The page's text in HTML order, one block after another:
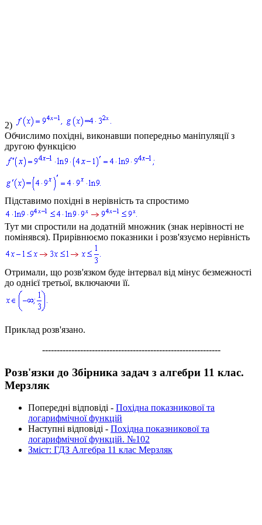
2)
Обчислимо похідні, виконавши попередньо маніпуляції з
другою функцією
Підставимо похідні в нерівність та спростимо
Тут ми спростили на додатній множник (знак нерівності не
помінявся). Прирівнюємо показники і розв'язуємо нерівність
Отримали, що розв'язком буде інтервал від мінус безмежності
до однієї третьої, включаючи її.
Приклад розв'язано.
-------------------------------------------------------------
Розв'язки до Збірника задач з алгебри 11 клас.
Мерзляк
Попередні відповіді - Похідна показникової та
логарифмічної функцій
Наступні відповіді - Похідна показникової та
логарифмічної функцій. №102
Зміст: ГДЗ Алгебра 11 клас Мерзляк